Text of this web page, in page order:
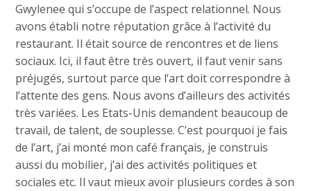
Gwylenee qui s’occupe de l’aspect relationnel. Nous
avons établi notre réputation grâce à l’activité du
restaurant. Il était source de rencontres et de liens
sociaux. Ici, il faut être très ouvert, il faut venir sans
préjugés, surtout parce que l’art doit correspondre à
l’attente des gens. Nous avons d’ailleurs des activités
très variées. Les Etats-Unis demandent beaucoup de
travail, de talent, de souplesse. C’est pourquoi je fais
de l’art, j’ai monté mon café français, je construis
aussi du mobilier, j’ai des activités politiques et
sociales etc. Il vaut mieux avoir plusieurs cordes à son